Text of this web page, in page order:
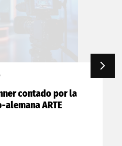
contado por la
ARTE